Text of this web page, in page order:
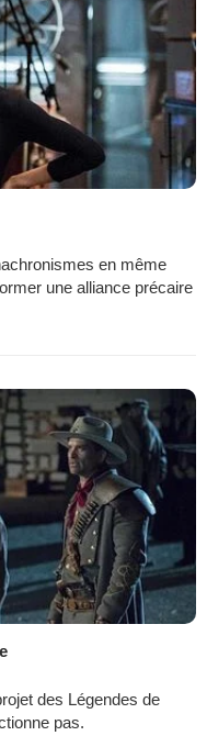
en même
une alliance précaire
des Légendes de
pas.